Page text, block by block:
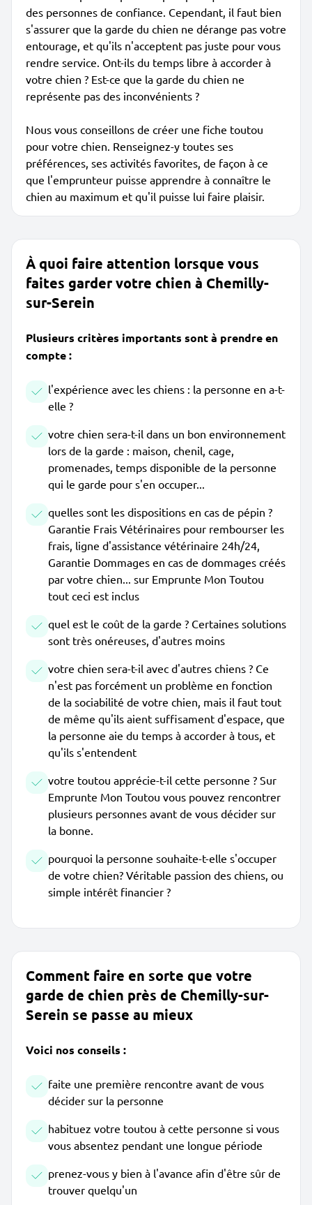
des personnes de confiance. Cependant, il faut bien
s'assurer que la garde du chien ne dérange pas votre
entourage, et qu'ils n'acceptent pas juste pour vous
rendre service. Ont-ils du temps libre à accorder à
votre chien ? Est-ce que la garde du chien ne
représente pas des inconvénients ?
Nous vous conseillons de créer une fiche toutou
pour votre chien. Renseignez-y toutes ses
préférences, ses activités favorites, de façon à ce
que l'emprunteur puisse apprendre à connaître le
chien au maximum et qu'il puisse lui faire plaisir.
À quoi faire attention lorsque vous
faites garder votre chien à Chemilly-
sur-Serein
Plusieurs critères importants sont à prendre en
compte :
l'expérience avec les chiens : la personne en a-t-
elle ?
votre chien sera-t-il dans un bon environnement
lors de la garde : maison, chenil, cage,
promenades, temps disponible de la personne
qui le garde pour s'en occuper...
quelles sont les dispositions en cas de pépin ?
Garantie Frais Vétérinaires pour rembourser les
frais, ligne d'assistance vétérinaire 24h/24,
Garantie Dommages en cas de dommages créés
par votre chien... sur Emprunte Mon Toutou
tout ceci est inclus
quel est le coût de la garde ? Certaines solutions
sont très onéreuses, d'autres moins
votre chien sera-t-il avec d'autres chiens ? Ce
n'est pas forcément un problème en fonction
de la sociabilité de votre chien, mais il faut tout
de même qu'ils aient suffisament d'espace, que
la personne aie du temps à accorder à tous, et
qu'ils s'entendent
votre toutou apprécie-t-il cette personne ? Sur
Emprunte Mon Toutou vous pouvez rencontrer
plusieurs personnes avant de vous décider sur
la bonne.
pourquoi la personne souhaite-t-elle s'occuper
de votre chien? Véritable passion des chiens, ou
simple intérêt financier ?
Comment faire en sorte que votre
garde de chien près de Chemilly-sur-
Serein se passe au mieux
Voici nos conseils :
faite une première rencontre avant de vous
décider sur la personne
habituez votre toutou à cette personne si vous
vous absentez pendant une longue période
prenez-vous y bien à l'avance afin d'être sûr de
trouver quelqu'un